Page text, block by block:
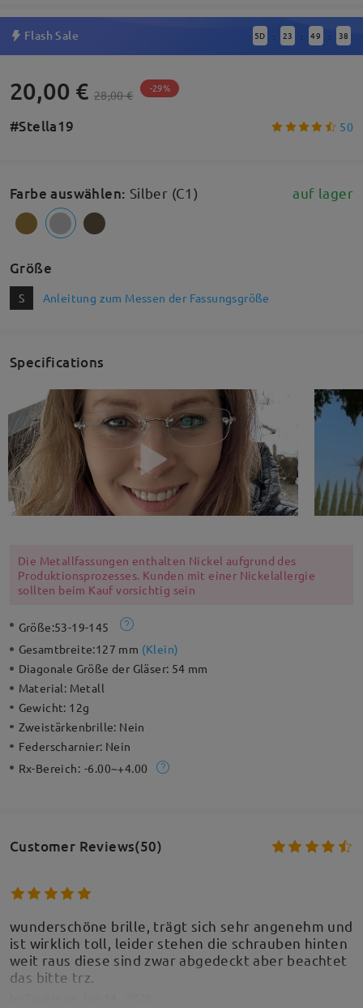
Flash Sale 5D : 23 : 49 : 37
20,00 € 28,00 € -29%
#Stella19 50
Farbe auswählen: Silber (C1) auf lager
Größe
S Anleitung zum Messen der Fassungsgröße
Specifications
Die Metallfassungen enthalten Nickel aufgrund des
Produktionsprozesses. Kunden mit einer Nickelallergie
sollten beim Kauf vorsichtig sein
Größe:53-19-145
Gesamtbreite:127 mm (Klein)
Diagonale Größe der Gläser: 54 mm
Material: Metall
Gewicht: 12g
Zweistärkenbrille: Nein
Federscharnier: Nein
Rx-Bereich: -6.00~+4.00
Customer Reviews(50)
wunderschöne brille, trägt sich sehr angenehm und
ist wirklich toll, leider stehen die schrauben hinten
weit raus diese sind zwar abgedeckt aber beachtet
das bitte trz.